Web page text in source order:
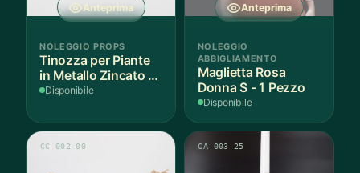
Anteprima
NOLEGGIO PROPS
Tinozza per Piante
in Metallo Zincato -
3 Pezzi
Disponibile
Anteprima
NOLEGGIO
ABBIGLIAMENTO
Maglietta Rosa
Donna S - 1 Pezzo
Disponibile
CC 002-00 CA 003-25